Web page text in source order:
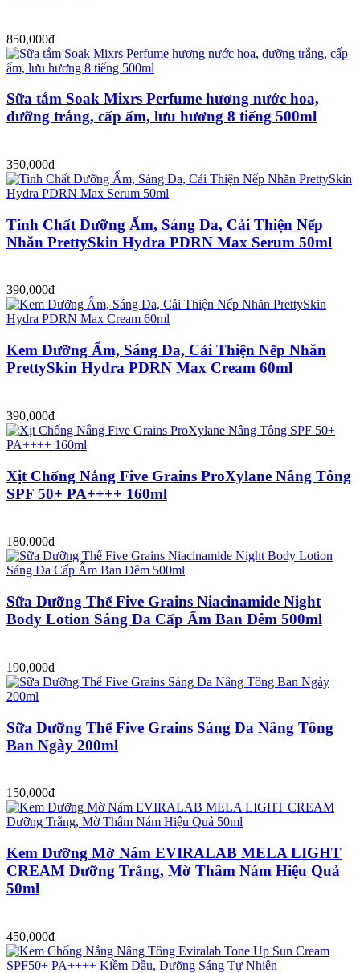
850,000đ
Sữa tắm Soak Mixrs Perfume hương nước hoa,
dưỡng trắng, cấp ẩm, lưu hương 8 tiếng 500ml
350,000đ
Tinh Chất Dưỡng Ẩm, Sáng Da, Cải Thiện Nếp
Nhăn PrettySkin Hydra PDRN Max Serum 50ml
390,000đ
Kem Dưỡng Ẩm, Sáng Da, Cải Thiện Nếp Nhăn
PrettySkin Hydra PDRN Max Cream 60ml
390,000đ
Xịt Chống Nắng Five Grains ProXylane Nâng Tông
SPF 50+ PA++++ 160ml
180,000đ
Sữa Dưỡng Thể Five Grains Niacinamide Night
Body Lotion Sáng Da Cấp Ẩm Ban Đêm 500ml
190,000đ
Sữa Dưỡng Thể Five Grains Sáng Da Nâng Tông
Ban Ngày 200ml
150,000đ
Kem Dưỡng Mờ Nám EVIRALAB MELA LIGHT
CREAM Dưỡng Trắng, Mờ Thâm Nám Hiệu Quả
50ml
450,000đ